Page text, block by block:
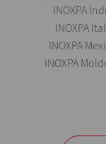
INOXPA
INOXPA
INOXPA
INOXPA